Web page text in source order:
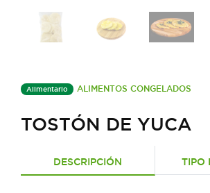
Alimentario ALIMENTOS CONGELADOS
TOSTÓN DE YUCA
DESCRIPCIÓN TIPO